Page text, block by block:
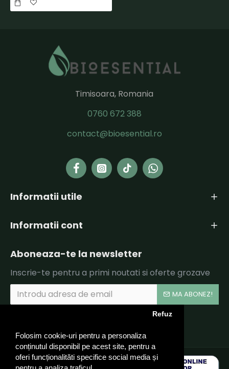
Folosim cookie-uri pentru a personaliza
conținutul disponibil pe acest site, pentru a
oferi funcționalităti specifice social media și
Refuz
Timisoara, Romania
0760 672 388
contact@bioesential.ro
Informatii utile
Informatii cont
Aboneaza-te la newsletter
Inscrie-te pentru a primi noutati si oferte grozave
MA ABONEZ!